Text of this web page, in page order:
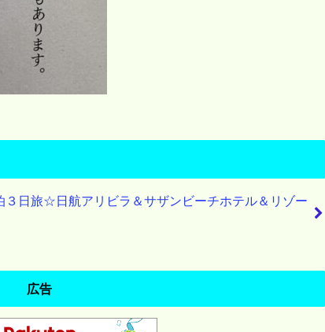
３日旅☆日航アリビラ＆サザンビーチホテル＆リゾー
広告